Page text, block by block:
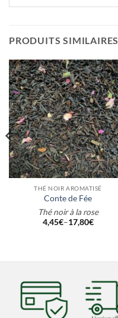
PRODUITS SIMILAIRES
THÉ NOIR AROMATISÉ
Conte de Fée
Thé noir à la rose
4,45€–17,80€